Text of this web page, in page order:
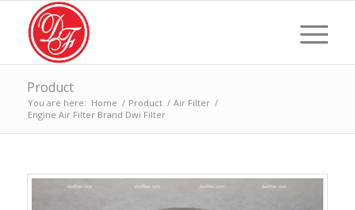
Product
You are here: Home / Product / Air Filter /
Engine Air Filter Brand Dwi Filter